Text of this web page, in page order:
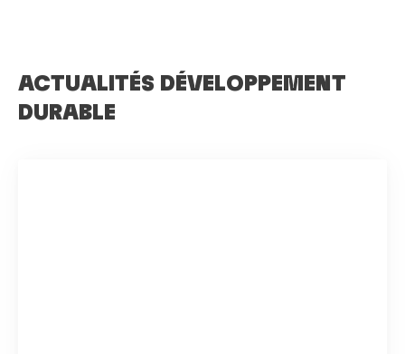
ACTUALITÉS DÉVELOPPEMENT
DURABLE